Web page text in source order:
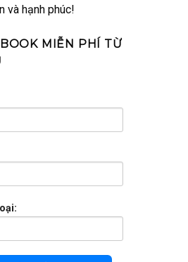
và hạnh phúc!
MIỄN PHÍ TỪ